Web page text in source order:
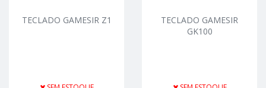
TECLADO GAMESIR Z1
TECLADO GAMESIR
GK100